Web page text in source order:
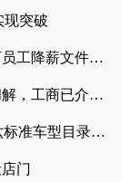
现突破
首个宣布降薪的大型车企，上汽集团旗下员工降薪文件曝光
奔驰漏油事件最新进展：双方私下达成和解，工商已介入调查
“国六排放标准”7月1号正式实施 符合国六标准车型目录一览
门